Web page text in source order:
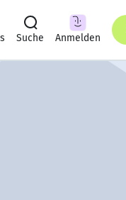
Suche Anmelden